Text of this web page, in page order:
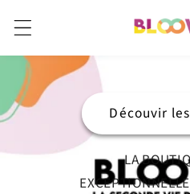
passer
au
contenu
Découvir
LA